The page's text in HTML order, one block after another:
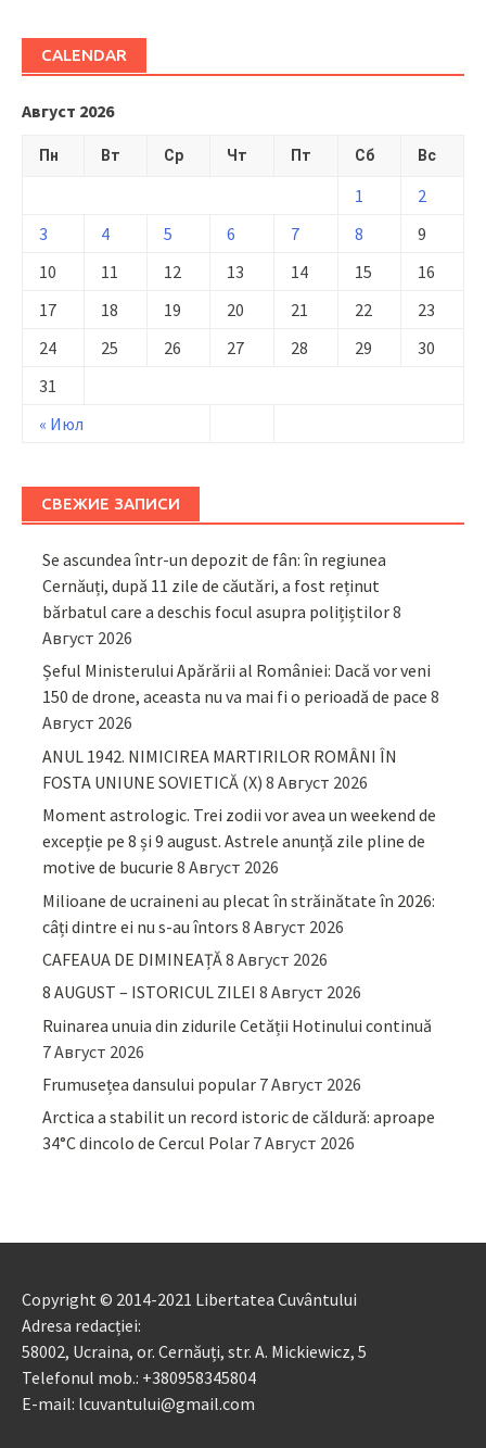
CALENDAR
Август 2026
Пн Вт Ср Чт Пт Сб Вс
« Июл
1
2
3
4 5 6 7 8
9
10
11 12 13 14 15
16
17
18 19 20 21 22
23
24
25 26 27 28 29
30
31
СВЕЖИЕ ЗАПИСИ
Se ascundea într-un depozit de fân: în regiunea
Cernăuți, după 11 zile de căutări, a fost reținut
bărbatul care a deschis focul asupra polițiștilor8
Август 2026
Șeful Ministerului Apărării al României: Dacă vor veni
150 de drone, aceasta nu va mai fi o perioadă de pace 8
Август 2026
ANUL 1942. NIMICIREA MARTIRILOR ROMÂNI ÎN
FOSTA UNIUNE SOVIETICĂ (X) 8 Август 2026
Moment astrologic. Trei zodii vor avea un weekend de
excepție pe 8 și 9 august. Astrele anunță zile pline de
motive de bucurie 8 Август 2026
Milioane de ucraineni au plecat în străinătate în 2026:
câți dintre ei nu s-au întors 8 Август 2026
CAFEAUA DE DIMINEAȚĂ8 Август 2026
8 AUGUST – ISTORICUL ZILEI 8 Август 2026
Ruinarea unuia din zidurile Cetății Hotinului continuă
7 Август 2026
Frumusețea dansului popular 7 Август 2026
Arctica a stabilit un record istoric de căldură: aproape
34°C dincolo de Cercul Polar 7 Август 2026
Copyright © 2014-2021 Libertatea Cuvântului
Adresa redacției:
58002, Ucraina, or. Cernăuți, str. A. Mickiewicz, 5
Telefonul mob.: +380958345804
E-mail: lcuvantului@gmail.com